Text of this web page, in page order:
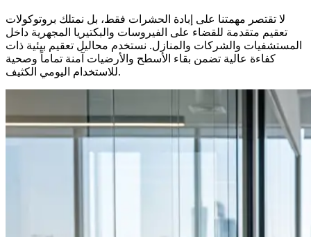
لا تقتصر مهمتنا على إبادة الحشرات فقط، بل نمتلك بروتوكولات
تعقيم متقدمة للقضاء على الفيروسات والبكتيريا المجهرية داخل
المستشفيات والشركات والمنازل. نستخدم محاليل تعقيم بيئية ذات
كفاءة عالية تضمن بقاء الأسطح والأرضيات آمنة تماماً وصحية
للاستخدام اليومي الكثيف.